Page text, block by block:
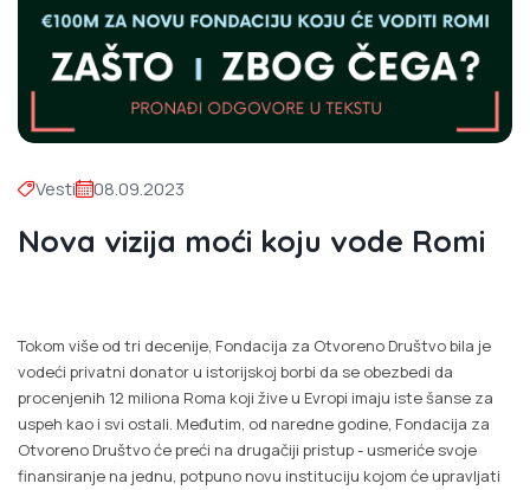
Vesti 08.09.2023
Nova vizija moći koju vode Romi
Tokom više od tri decenije, Fondacija za Otvoreno Društvo bila je
vodeći privatni donator u istorijskoj borbi da se obezbedi da
procenjenih 12 miliona Roma koji žive u Evropi imaju iste šanse za
uspeh kao i svi ostali. Međutim, od naredne godine, Fondacija za
Otvoreno Društvo će preći na drugačiji pristup - usmeriće svoje
finansiranje na jednu, potpuno novu instituciju kojom će upravljati